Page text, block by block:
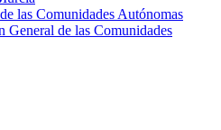
las Comunidades Autónomas
General de las Comunidades